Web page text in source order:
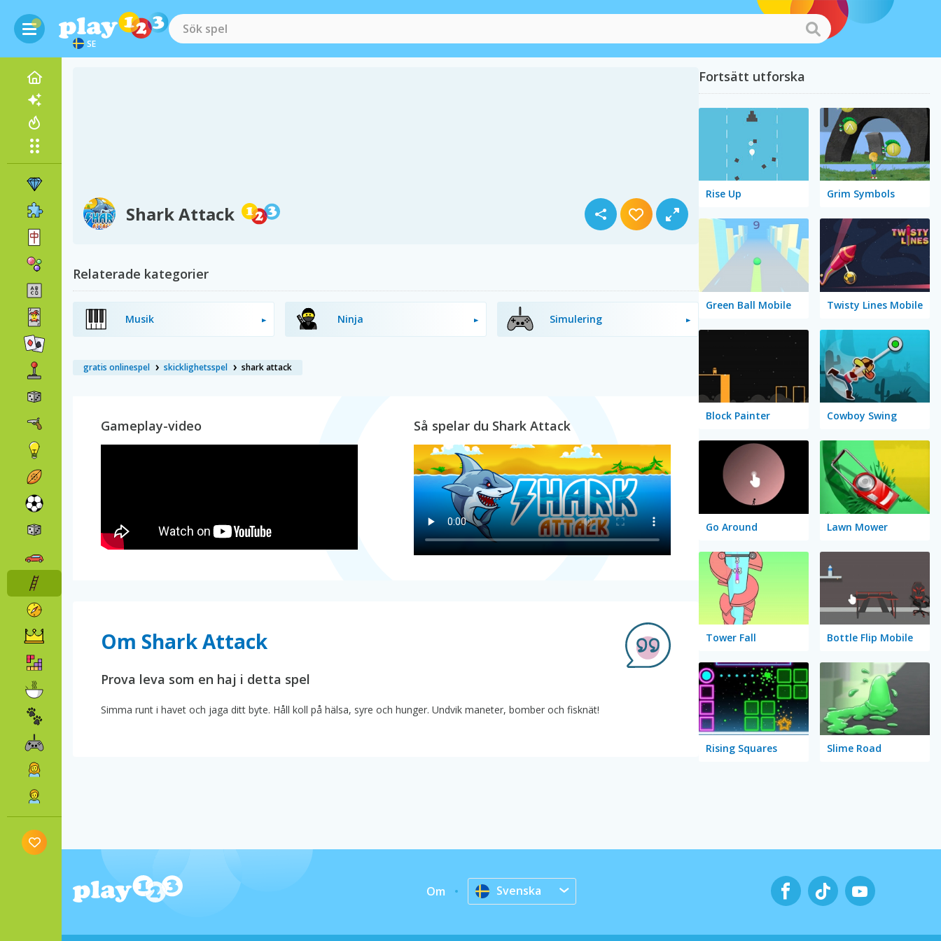
SE
Shark Attack
Relaterade kategorier
Musik Ninja Simulering
gratis onlinespel skicklighetsspel shark attack
Gameplay-video Så spelar du Shark Attack
Om Shark Attack
Prova leva som en haj i detta spel
Simma runt i havet och jaga ditt byte. Håll koll på hälsa, syre och hunger. Undvik maneter, bomber och fisknät!
Fortsätt utforska
Rise Up Grim Symbols
Green Ball Mobile Twisty Lines Mobile
Block Painter Cowboy Swing
Go Around Lawn Mower
Tower Fall Bottle Flip Mobile
Rising Squares Slime Road
Om Svenska